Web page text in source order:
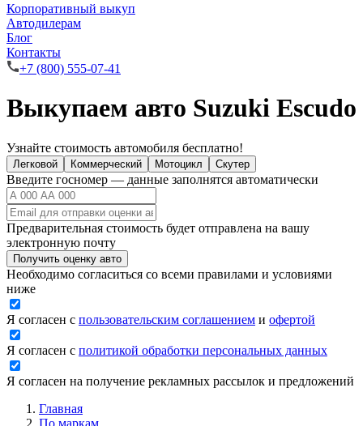
Корпоративный выкуп
Автодилерам
Блог
Контакты
+7 (800) 555-07-41
Выкупаем авто Suzuki Escudo
Узнайте стоимость автомобиля бесплатно!
Легковой Коммерческий Мотоцикл Скутер
Введите госномер — данные заполнятся автоматически
Предварительная стоимость будет отправлена на вашу
электронную почту
Получить оценку авто
Необходимо согласиться со всеми правилами и условиями
ниже
Я согласен с пользовательским соглашением и офертой
Я согласен с политикой обработки персональных данных
Я согласен на получение рекламных рассылок и предложений
Главная
По маркам